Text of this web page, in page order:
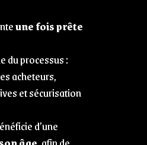
une fois prête
du processus :
acheteurs,
et sécurisation
d’une